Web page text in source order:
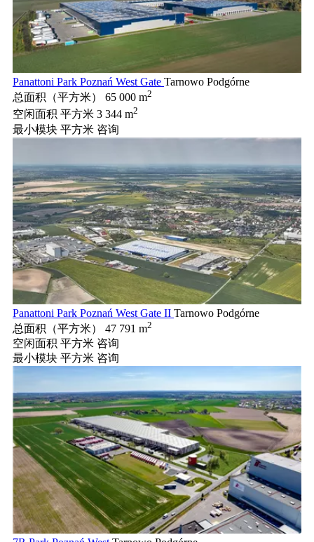
Panattoni Park Poznań West Gate Tarnowo Podgórne
总面积（平方米）
65 000 m2
空闲面积 平方米 3 344 m2
最小模块 平方米 咨询
Panattoni Park Poznań West Gate II Tarnowo Podgórne
总面积（平方米）
47 791 m2
空闲面积 平方米 咨询
最小模块 平方米 咨询